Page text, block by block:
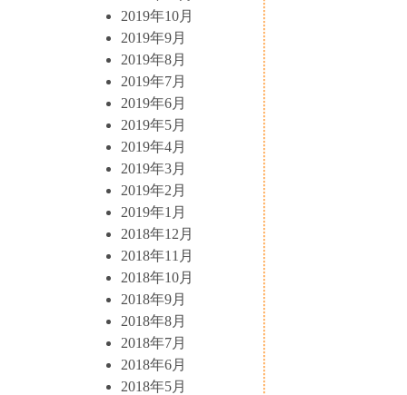
2019年10月
2019年9月
2019年8月
2019年7月
2019年6月
2019年5月
2019年4月
2019年3月
2019年2月
2019年1月
2018年12月
2018年11月
2018年10月
2018年9月
2018年8月
2018年7月
2018年6月
2018年5月